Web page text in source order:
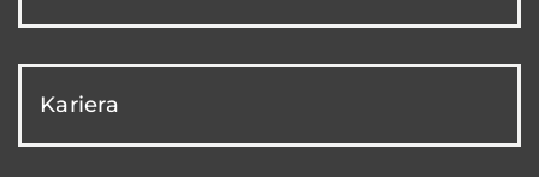
Kariera